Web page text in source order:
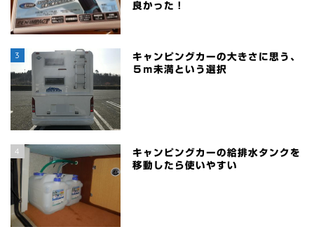
良かった！
3
キャンピングカーの大きさに思う、
５ｍ未満という選択
4
キャンピングカーの給排水タンクを
移動したら使いやすい